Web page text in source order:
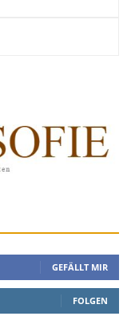
GEFÄLLT MIR
FOLGEN